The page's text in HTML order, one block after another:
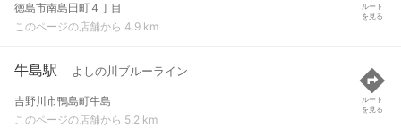
徳島市南島田町４丁目
このページの店舗から 4.9 km
ルート
を見る
牛島駅 よしの川ブルーライン
吉野川市鴨島町牛島
このページの店舗から 5.2 km
ルート
を見る